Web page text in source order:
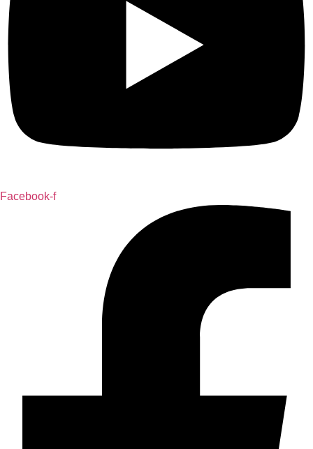
Facebook-f